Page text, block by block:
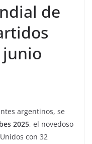
de
junio
argentinos, se
2025, el novedoso
con 32